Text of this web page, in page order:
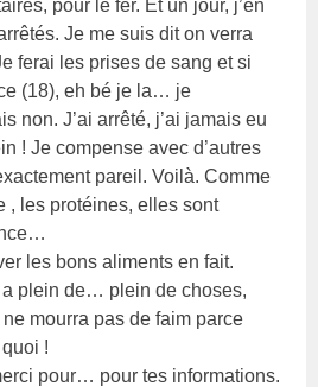
pour le fer. Et un jour, j’en
Je me suis dit on verra
ferai les prises de sang et si
(18), eh bé je la… je
non. J’ai arrêté, j’ai jamais eu
! Je compense avec d’autres
pareil. Voilà. Comme
, les protéines, elles sont
les bons aliments en fait.
a plein de… plein de choses,
mourra pas de faim parce
!
pour… pour tes informations.